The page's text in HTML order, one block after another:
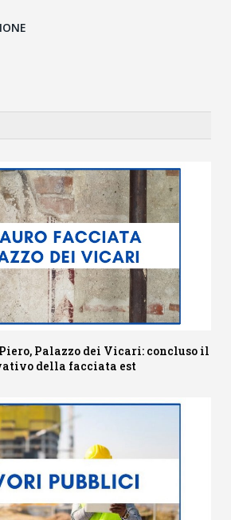
Palazzo dei Vicari: concluso il
della facciata est